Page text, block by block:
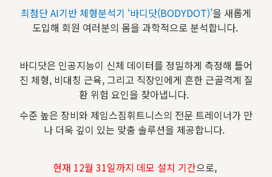
최첨단 AI기반 체형분석기 ‘바디닷(BODYDOT)’을 새롭게
도입해 회원 여러분의 몸을 과학적으로 분석합니다.
바디닷은 인공지능이 신체 데이터를 정밀하게 측정해 틀어
진 체형, 비대칭 근육, 그리고 직장인에게 흔한 근골격계 질
환 위험 요인을 찾아냅니다.
수준 높은 장비와 제임스짐휘트니스의 전문 트레이너가 만
나 더욱 깊이 있는 맞춤 솔루션을 제공합니다.
현재 12월 31일까지 데모 설치 기간으로,